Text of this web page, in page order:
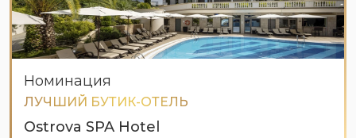
Номинация
ЛУЧШИЙ БУТИК-ОТЕЛЬ
Ostrova SPA Hotel